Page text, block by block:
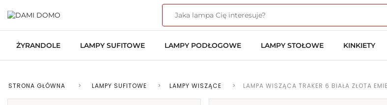
ŻYRANDOLE LAMPY SUFITOWE LAMPY PODŁOGOWE LAMPY STOŁOWE KINKIETY
STRONA GŁÓWNA > LAMPY SUFITOWE > LAMPY WISZĄCE > LAMPA WISZĄCA TRAKER 6 BIAŁA ZŁOTA